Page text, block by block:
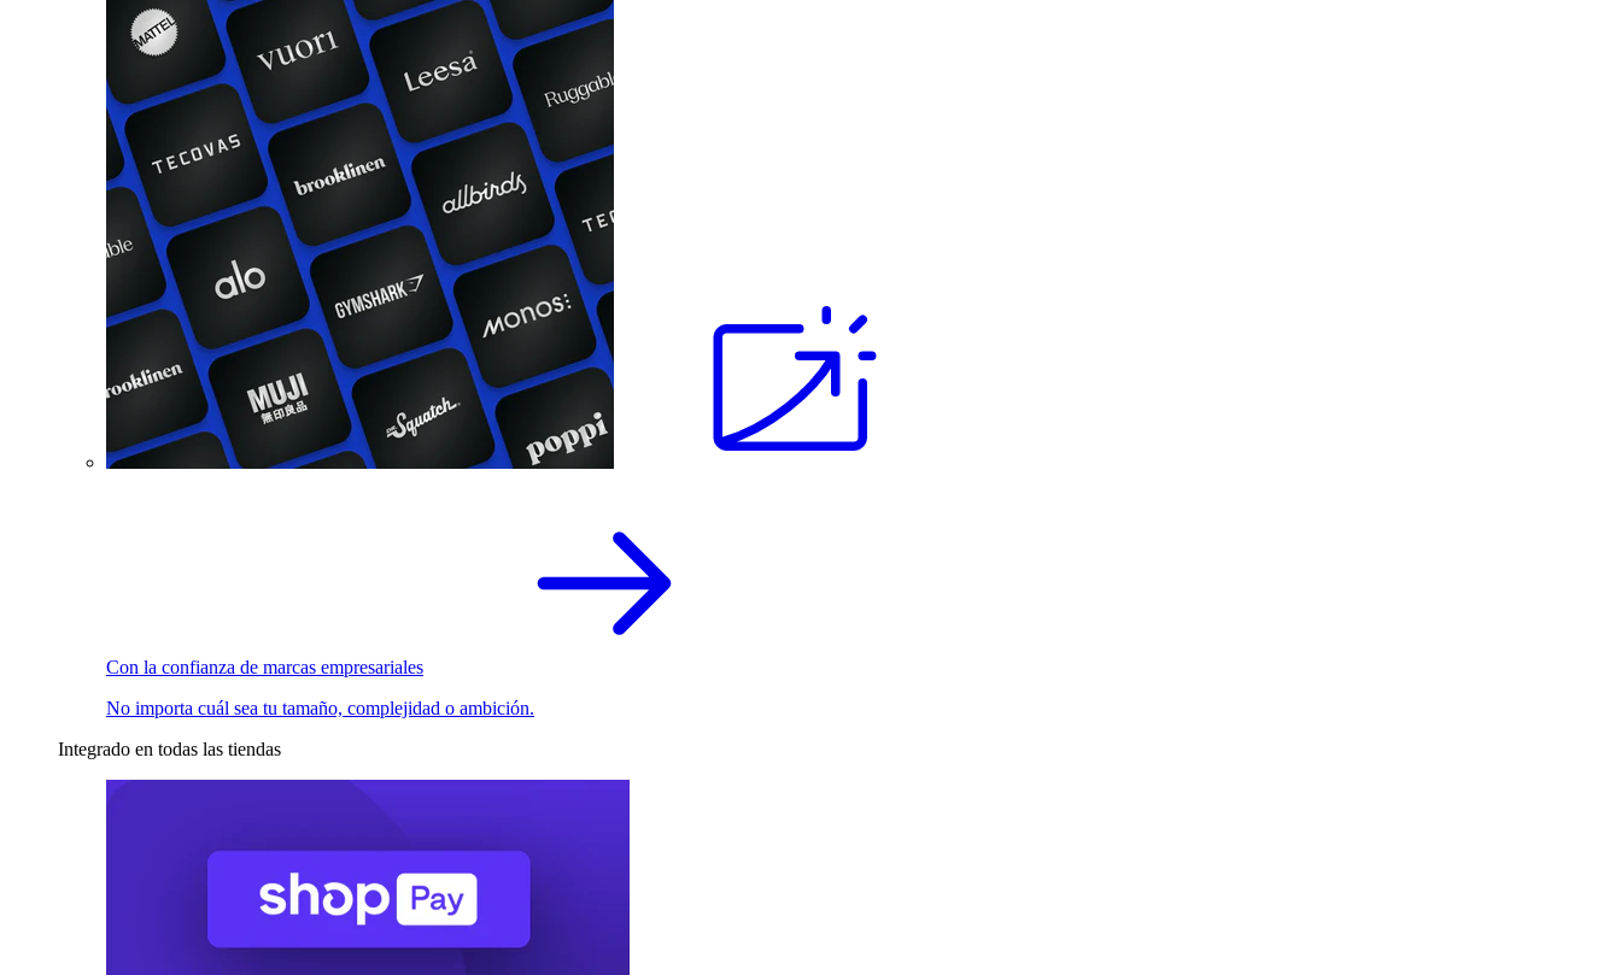
Con la confianza de marcas empresariales
No importa cuál sea tu tamaño, complejidad o ambición.
Integrado en todas las tiendas